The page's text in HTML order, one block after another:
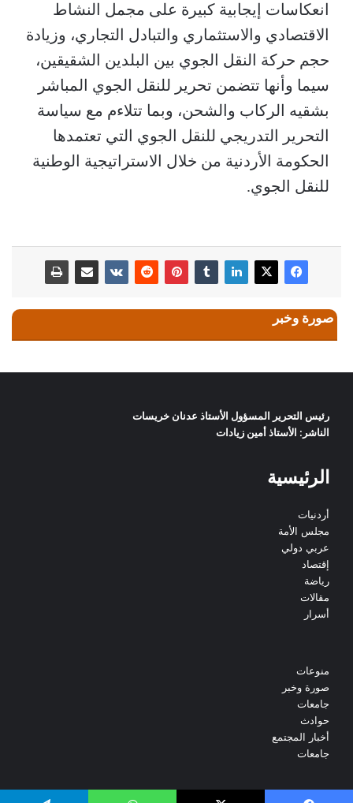
انعكاسات إيجابية كبيرة على مجمل النشاط
الاقتصادي والاستثماري والتبادل التجاري، وزيادة
حجم حركة النقل الجوي بين البلدين الشقيقين،
سيما وأنها تتضمن تحرير للنقل الجوي المباشر
بشقيه الركاب والشحن، وبما تتلاءم مع سياسة
التحرير التدريجي للنقل الجوي التي تعتمدها
الحكومة الأردنية من خلال الاستراتيجية الوطنية
للنقل الجوي.
صورة وخبر
رئيس التحرير المسؤول الأستاذ عدنان خريسات
الناشر: الأستاذ أمين زيادات
الرئيسية
أردنيات
مجلس الأمة
عربي دولي
إقتصاد
رياضة
مقالات
أسرار
منوعات
صورة وخبر
جامعات
حوادث
أخبار المجتمع
جامعات